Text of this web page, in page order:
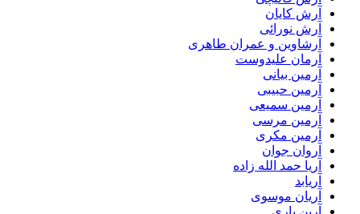
آرش کایان
آرش نورائی
آرشاوین و عمران طاهری
آرمان علیدوست
آرمین بیانی
آرمین حبیبی
آرمین سمیعی
آرمین مرسی
آرمین مکری
آروان جوان
آریا حمد الله زاده
آریابد
آریان موسوی
آرین یاری